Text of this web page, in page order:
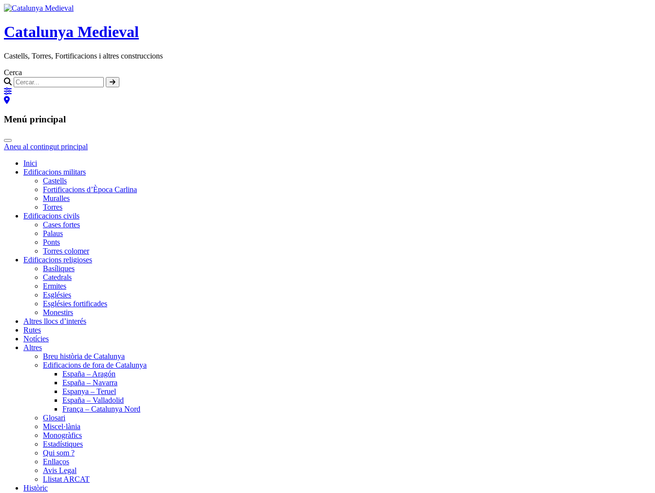
Catalunya Medieval
Castells, Torres, Fortificacions i altres construccions
Cerca
Menú principal
Aneu al contingut principal
Inici
Edificacions militars
Castells
Fortificacions d’Època Carlina
Muralles
Torres
Edificacions civils
Cases fortes
Palaus
Ponts
Torres colomer
Edificacions religioses
Basíliques
Catedrals
Ermites
Esglésies
Esglésies fortificades
Monestirs
Altres llocs d’interés
Rutes
Notícies
Altres
Breu història de Catalunya
Edificacions de fora de Catalunya
España – Aragón
España – Navarra
Espanya – Teruel
España – Valladolid
França – Catalunya Nord
Glosari
Miscel·lània
Monogràfics
Estadístiques
Qui som ?
Enllaços
Avis Legal
Llistat ARCAT
Històric